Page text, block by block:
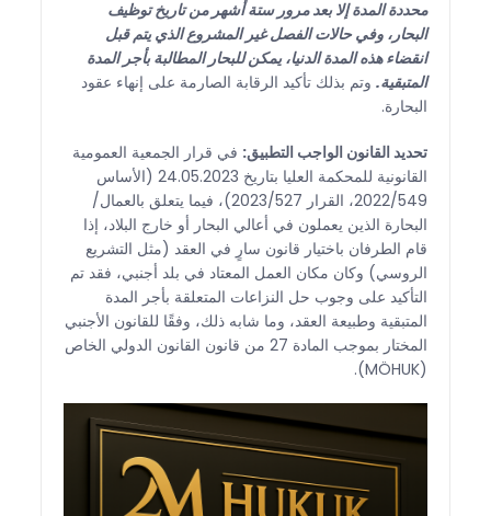
محددة المدة إلا بعد مرور ستة أشهر من تاريخ توظيف
البحار، وفي حالات الفصل غير المشروع الذي يتم قبل
انقضاء هذه المدة الدنيا، يمكن للبحار المطالبة بأجر المدة
المتبقية. وتم بذلك تأكيد الرقابة الصارمة على إنهاء عقود
البحارة.
تحديد القانون الواجب التطبيق: في قرار الجمعية العمومية
القانونية للمحكمة العليا بتاريخ 24.05.2023 (الأساس
2022/549، القرار 2023/527)، فيما يتعلق بالعمال/
البحارة الذين يعملون في أعالي البحار أو خارج البلاد، إذا
قام الطرفان باختيار قانون سارٍ في العقد (مثل التشريع
الروسي) وكان مكان العمل المعتاد في بلد أجنبي، فقد تم
التأكيد على وجوب حل النزاعات المتعلقة بأجر المدة
المتبقية وطبيعة العقد، وما شابه ذلك، وفقًا للقانون الأجنبي
المختار بموجب المادة 27 من قانون القانون الدولي الخاص
(MÖHUK).